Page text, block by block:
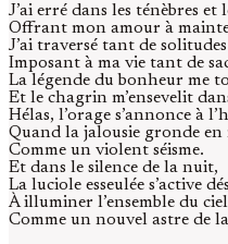
J’ai erré dans les ténèbres et
Offrant mon amour à
J’ai traversé tant de solitudes
Imposant à ma vie tant de
La légende du bonheur me
Et le chagrin m’ensevelit
Hélas, l’orage s’annonce à
Quand la jalousie gronde en
Comme un violent séisme.
Et dans le silence de la nuit,
La luciole esseulée s’active
À illuminer l’ensemble du
Comme un nouvel astre de